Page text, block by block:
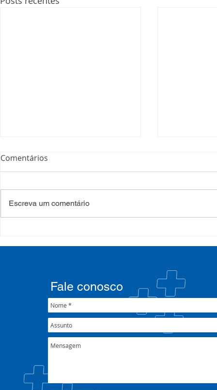
001/2022
Comentários
Escreva um comentário
Fale conosco